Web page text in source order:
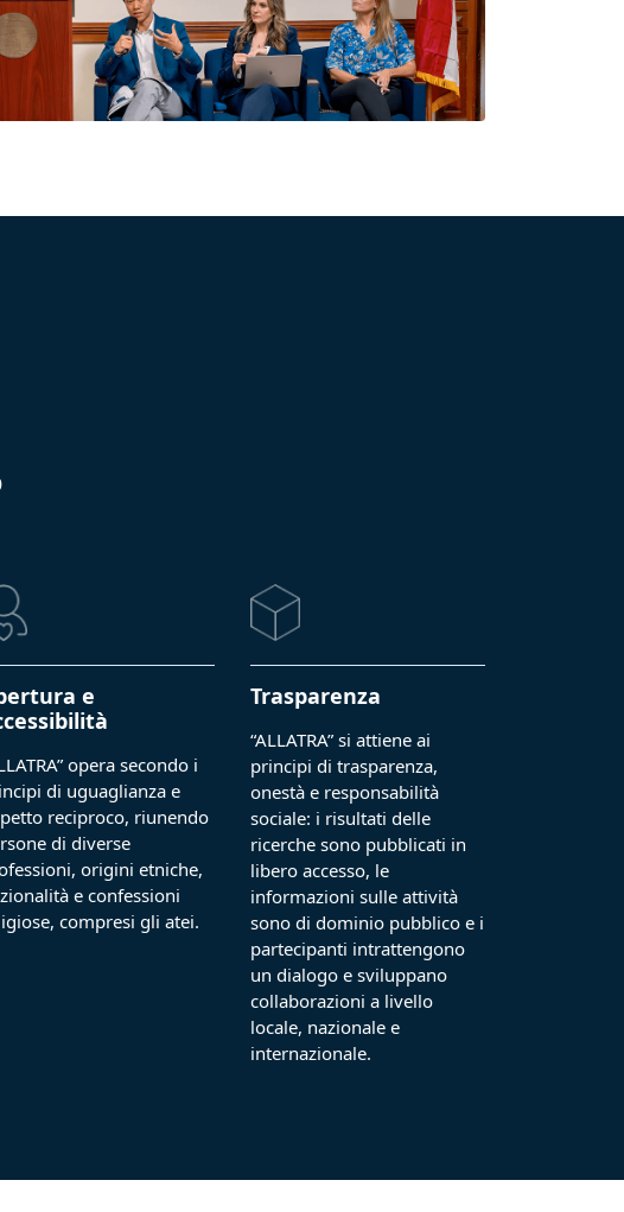
e
opera secondo i
di uguaglianza e
reciproco, riunendo
di diverse
origini etniche,
e confessioni
compresi gli atei.
Trasparenza
“ALLATRA” si attiene ai
principi di trasparenza,
onestà e responsabilità
sociale: i risultati delle
ricerche sono pubblicati in
libero accesso, le
informazioni sulle attività
sono di dominio pubblico e i
partecipanti intrattengono
un dialogo e sviluppano
collaborazioni a livello
locale, nazionale e
internazionale.